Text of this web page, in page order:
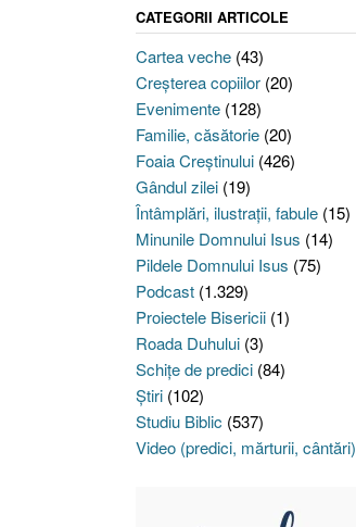
CATEGORII ARTICOLE
Cartea veche(43)
Creşterea copiilor(20)
Evenimente(128)
Familie, căsătorie(20)
Foaia Creştinului(426)
Gândul zilei(19)
Întâmplări, ilustraţii, fabule(15)
Minunile Domnului Isus (14)
Pildele Domnului Isus (75)
Podcast(1.329)
Proiectele Bisericii(1)
Roada Duhului(3)
Schiţe de predici(84)
Ştiri(102)
Studiu Biblic (537)
Video (predici, mărturii, cântări)